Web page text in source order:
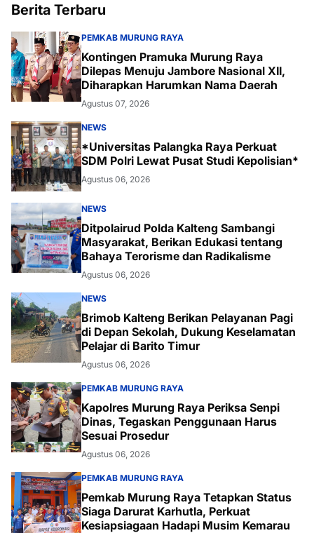
Berita Terbaru
PEMKAB MURUNG RAYA
Kontingen Pramuka Murung Raya
Dilepas Menuju Jambore Nasional XII,
Diharapkan Harumkan Nama Daerah
Agustus 07, 2026
NEWS
*Universitas Palangka Raya Perkuat
SDM Polri Lewat Pusat Studi Kepolisian*
Agustus 06, 2026
NEWS
Ditpolairud Polda Kalteng Sambangi
Masyarakat, Berikan Edukasi tentang
Bahaya Terorisme dan Radikalisme
Agustus 06, 2026
NEWS
Brimob Kalteng Berikan Pelayanan Pagi
di Depan Sekolah, Dukung Keselamatan
Pelajar di Barito Timur
Agustus 06, 2026
PEMKAB MURUNG RAYA
Kapolres Murung Raya Periksa Senpi
Dinas, Tegaskan Penggunaan Harus
Sesuai Prosedur
Agustus 06, 2026
PEMKAB MURUNG RAYA
Pemkab Murung Raya Tetapkan Status
Siaga Darurat Karhutla, Perkuat
Kesiapsiagaan Hadapi Musim Kemarau